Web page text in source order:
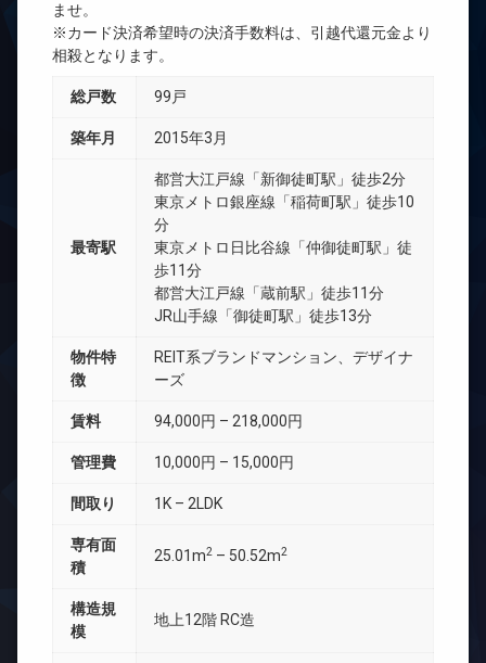
ませ。
※カード決済希望時の決済手数料は、引越代還元金より
相殺となります。
総戸数 99戸
築年月 2015年3月
最寄駅
都営大江戸線「新御徒町駅」徒歩2分
東京メトロ銀座線「稲荷町駅」徒歩10
分
東京メトロ日比谷線「仲御徒町駅」徒
歩11分
都営大江戸線「蔵前駅」徒歩11分
JR山手線「御徒町駅」徒歩13分
物件特
徴
REIT系ブランドマンション、デザイナ
ーズ
賃料 94,000円 – 218,000円
管理費 10,000円 – 15,000円
間取り 1K – 2LDK
専有面
積
25.01m2 – 50.52m2
構造規
模
地上12階 RC造